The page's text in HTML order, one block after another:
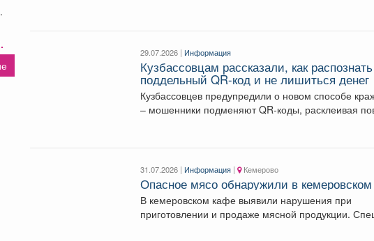
29.07.2026 | Информация
Кузбассовцам рассказали, как распознать
поддельный QR-код и не лишиться денег
Кузбассовцев предупредили о новом способе
– мошенники подменяют QR-коды, расклеивая
31.07.2026 | Информация | Кемерово
Опасное мясо обнаружили в
В кемеровском кафе выявили нарушения при
приготовлении и продаже мясной продукции. Специалисты